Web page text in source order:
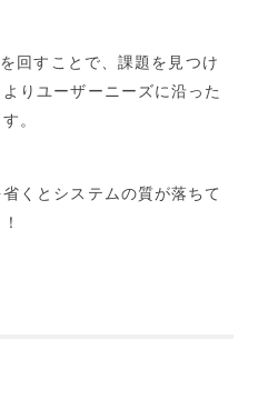
回すことで、課題を見つけ
りユーザーニーズに沿った
。
くとシステムの質が落ちて